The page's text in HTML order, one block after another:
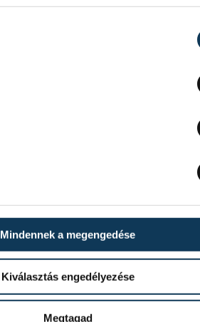
Mindennek a megengedése
Kiválasztás engedélyezése
Megtagad